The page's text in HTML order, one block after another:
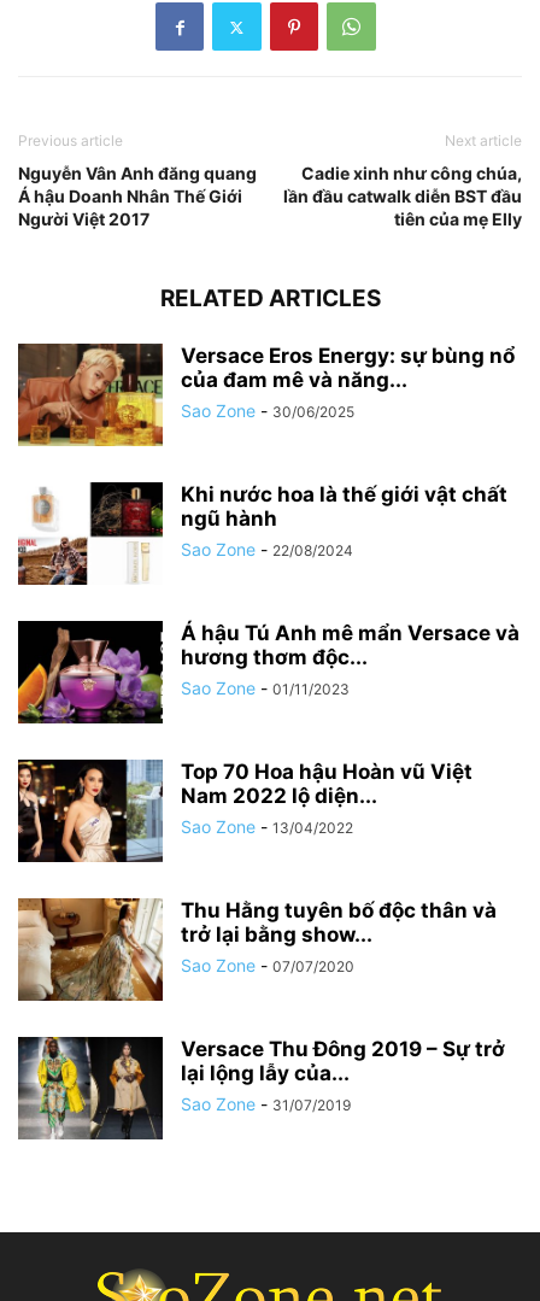
Previous article
Nguyễn Vân Anh đăng quang
Á hậu Doanh Nhân Thế Giới
Người Việt 2017
Next article
Cadie xinh như công chúa,
lần đầu catwalk diễn BST đầu
tiên của mẹ Elly
RELATED ARTICLES
Versace Eros Energy: sự bùng nổ
của đam mê và năng...
Sao Zone - 30/06/2025
Khi nước hoa là thế giới vật chất
ngũ hành
Sao Zone - 22/08/2024
Á hậu Tú Anh mê mẩn Versace và
hương thơm độc...
Sao Zone - 01/11/2023
Top 70 Hoa hậu Hoàn vũ Việt
Nam 2022 lộ diện...
Sao Zone - 13/04/2022
Thu Hằng tuyên bố độc thân và
trở lại bằng show...
Sao Zone - 07/07/2020
Versace Thu Đông 2019 – Sự trở
lại lộng lẫy của...
Sao Zone - 31/07/2019